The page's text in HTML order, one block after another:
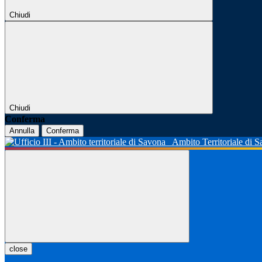
Chiudi
Chiudi
Conferma
Annulla Conferma
Ambito Territoriale di
close